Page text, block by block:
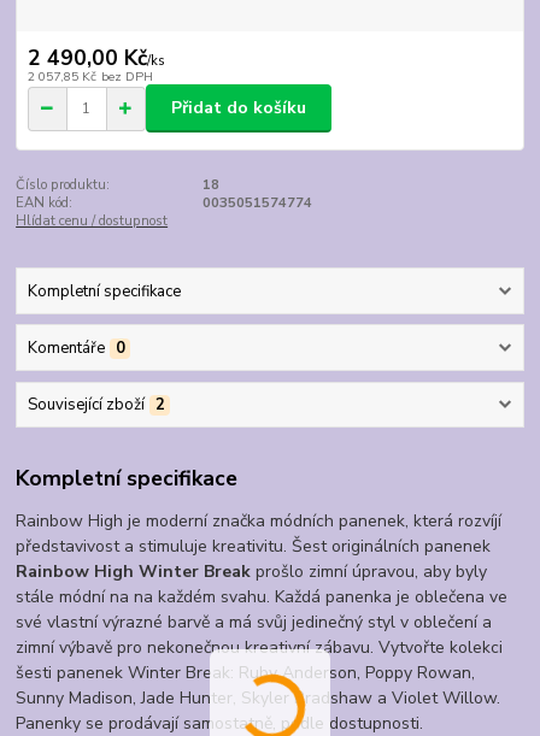
2 490,00 Kč/ks
2 057,85 Kč bez DPH
Přidat do košíku
Číslo produktu:
18
EAN kód:
0035051574774
Hlídat cenu / dostupnost
Kompletní specifikace
Komentáře 0
Související zboží 2
Kompletní specifikace
Rainbow High je moderní značka módních panenek, která rozvíjí
představivost a stimuluje kreativitu. Šest originálních panenek
Rainbow High Winter Break prošlo zimní úpravou, aby byly
stále módní na na každém svahu. Každá panenka je oblečena ve
své vlastní výrazné barvě a má svůj jedinečný styl v oblečení a
zimní výbavě pro nekonečnou kreativní zábavu. Vytvořte kolekci
šesti panenek Winter Break: Ruby Anderson, Poppy Rowan,
Sunny Madison, Jade Hunter, Skyler Bradshaw a Violet Willow.
Panenky se prodávají samostatně, podle dostupnosti.